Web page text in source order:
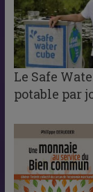
Le Safe
potable par